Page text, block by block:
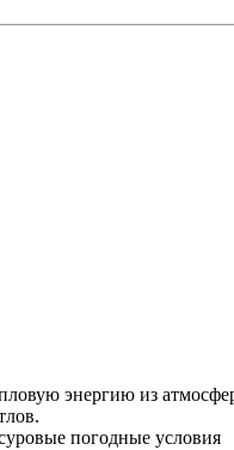
энергию из
погодные условия